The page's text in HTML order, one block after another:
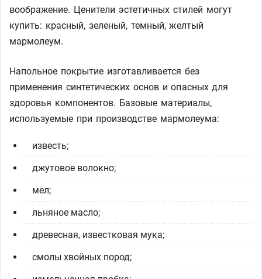
воображение. Ценители эстетичных стилей могут
купить: красный, зеленый, темный, желтый
мармолеум.
Напольное покрытие изготавливается без
применения синтетических основ и опасных для
здоровья компонентов. Базовые материалы,
используемые при производстве мармолеума:
известь;
джутовое волокно;
мел;
льняное масло;
древесная, известковая мука;
смолы хвойных пород;